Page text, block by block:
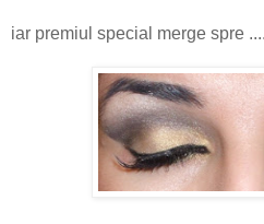
iar premiul special merge spre ....